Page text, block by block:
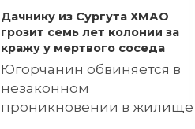
Дачнику из Сургута ХМАО
грозит семь лет колонии за
кражу у мертвого соседа
Югорчанин обвиняется в
незаконном
проникновении в жилище